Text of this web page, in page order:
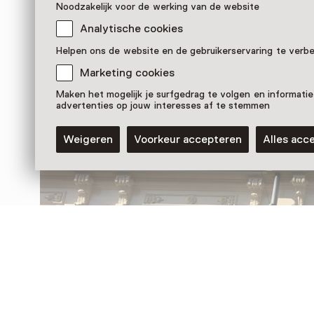
Noodzakelijk voor de werking van de website
Analytische cookies
Helpen ons de website en de gebruikerservaring te
Marketing cookies
Maken het mogelijk je surfgedrag te volgen en
advertenties op jouw interesses af te stemmen
Weigeren Voorkeur accepteren Alles
Nog meer ontdekken